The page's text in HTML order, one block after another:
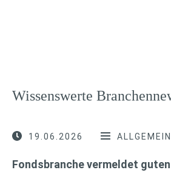
Wissenswerte
19.06.2026 ALLGEMEIN
Fondsbranche vermeldet